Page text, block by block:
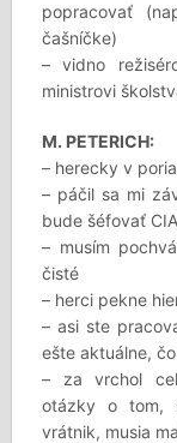
popracovať
čašníčke)
– vidno
ministrovi
M. PETERICH:
– herecky v
– páčil sa mi
bude šéfovať CIA
– musím
čisté
– herci pekne
– asi ste
ešte aktuálne,
– za vrchol
otázky o tom,
vrátnik, musia